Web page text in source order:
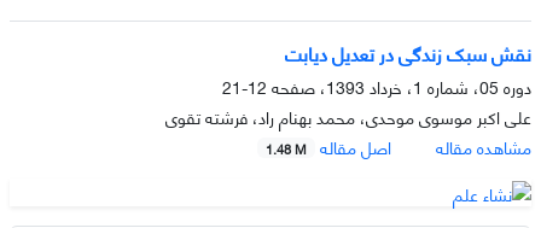
نقش سبک زندگی در تعدیل دیابت
دوره 05، شماره 1، خرداد 1393، صفحه
12-21
علی اکبر موسوی موحدی، محمد بهنام راد، فرشته تقوی
مشاهده مقاله
اصل مقاله 1.48 M